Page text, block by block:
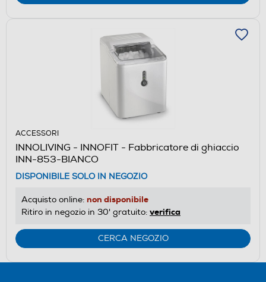
ACCESSORI
INNOLIVING - INNOFIT - Fabbricatore di ghiaccio
INN-853-BIANCO
DISPONIBILE SOLO IN NEGOZIO
Acquisto online: non disponibile
Ritiro in negozio in 30' gratuito: verifica
CERCA NEGOZIO